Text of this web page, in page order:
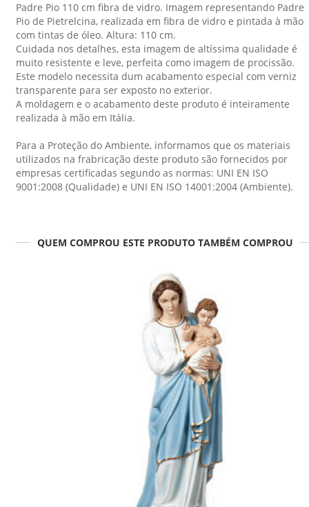
Padre Pio 110 cm fibra de vidro. Imagem representando Padre
Pio de Pietrelcina, realizada em fibra de vidro e pintada à mão
com tintas de óleo. Altura: 110 cm.
Cuidada nos detalhes, esta imagem de altíssima qualidade é
muito resistente e leve, perfeita como imagem de procissão.
Este modelo necessita dum acabamento especial com verniz
transparente para ser exposto no exterior.
A moldagem e o acabamento deste produto é inteiramente
realizada à mão em Itália.
Para a Proteção do Ambiente, informamos que os materiais
utilizados na frabricação deste produto são fornecidos por
empresas certificadas segundo as normas: UNI EN ISO
9001:2008 (Qualidade) e UNI EN ISO 14001:2004 (Ambiente).
QUEM COMPROU ESTE PRODUTO TAMBÉM COMPROU